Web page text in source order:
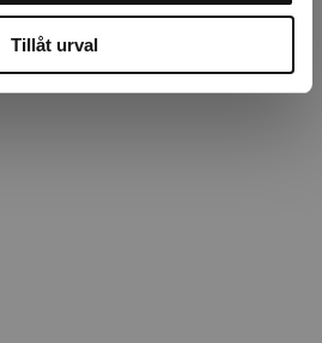
Tillåt urval